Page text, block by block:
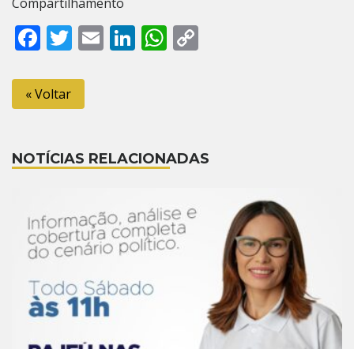
Facebook
Twitter
EmailLinkedIn
WhatsApp
« Voltar
NOTÍCIAS RELACIONADAS